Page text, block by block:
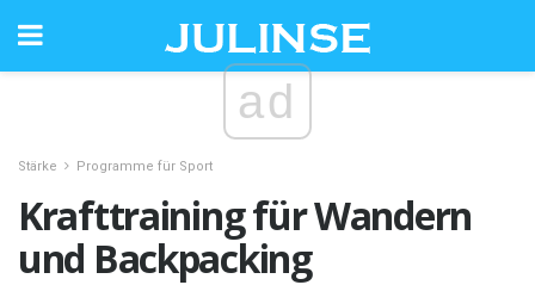
ad
Stärke Programme für Sport
Krafttraining für Wandern
und Backpacking